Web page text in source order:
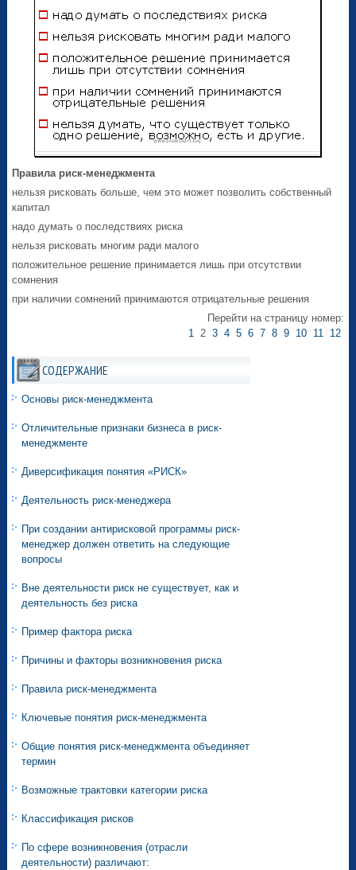
Правила риск-менеджмента
нельзя рисковать больше, чем это может позволить собственный
капитал
надо думать о последствиях риска
нельзя рисковать многим ради малого
положительное решение принимается лишь при отсутствии
сомнения
при наличии сомнений принимаются отрицательные решения
Перейти на страницу номер:
12 3 4 5 6 7 8 9 10 11 12
СОДЕРЖАНИЕ
Основы риск-менеджмента
Отличительные признаки бизнеса в риск-
менеджменте
Диверсификация понятия «РИСК»
Деятельность риск-менеджера
При создании антирисковой программы риск-
менеджер должен ответить на следующие
вопросы
Вне деятельности риск не существует, как и
деятельность без риска
Пример фактора риска
Причины и факторы возникновения риска
Правила риск-менеджмента
Ключевые понятия риск-менеджмента
Общие понятия риск-менеджмента объединяет
термин
Возможные трактовки категории риска
Классификация рисков
По сфере возникновения (отрасли
деятельности) различают: